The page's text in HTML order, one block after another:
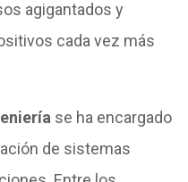
agigantados y
cada vez más
se ha encargado
de sistemas